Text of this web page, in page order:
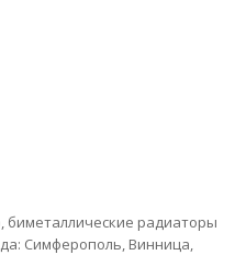
радиаторы
Симферополь, Винница,